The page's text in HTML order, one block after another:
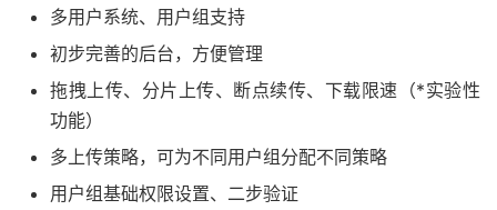
多用户系统、用户组支持
初步完善的后台，方便管理
拖拽上传、分片上传、断点续传、下载限速（*实验性
功能）
多上传策略，可为不同用户组分配不同策略
用户组基础权限设置、二步验证